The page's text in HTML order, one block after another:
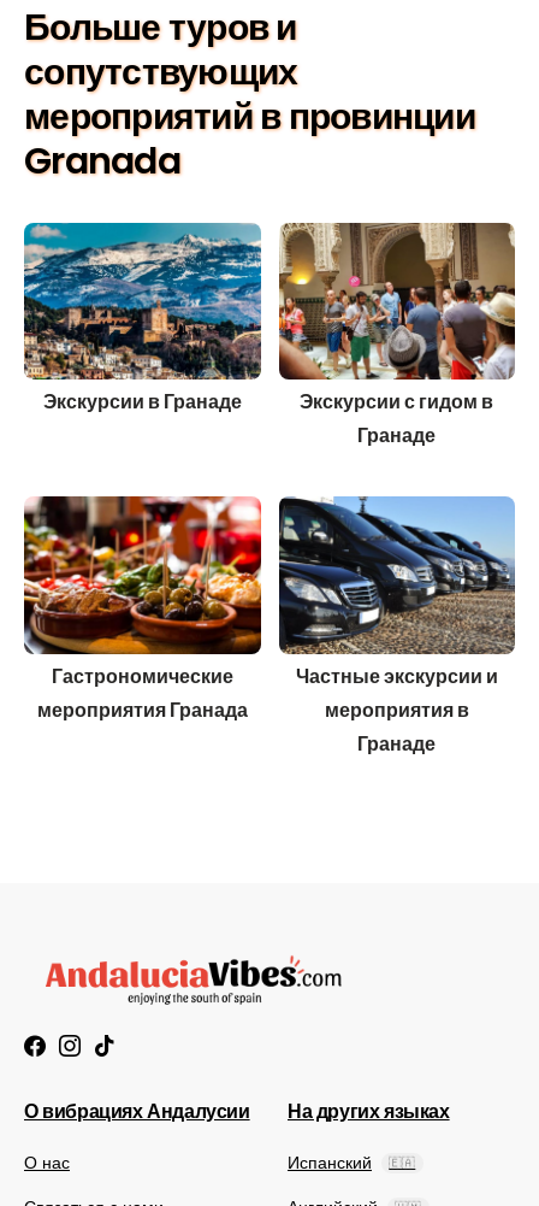
Больше туров и
сопутствующих
мероприятий в провинции
Granada
Экскурсии в Гранаде
Экскурсии с гидом в
Гранаде
Гастрономические
мероприятия Гранада
Частные экскурсии и
мероприятия в
Гранаде
О вибрациях Андалусии
О нас
На других языках
Испанский 🇪🇦